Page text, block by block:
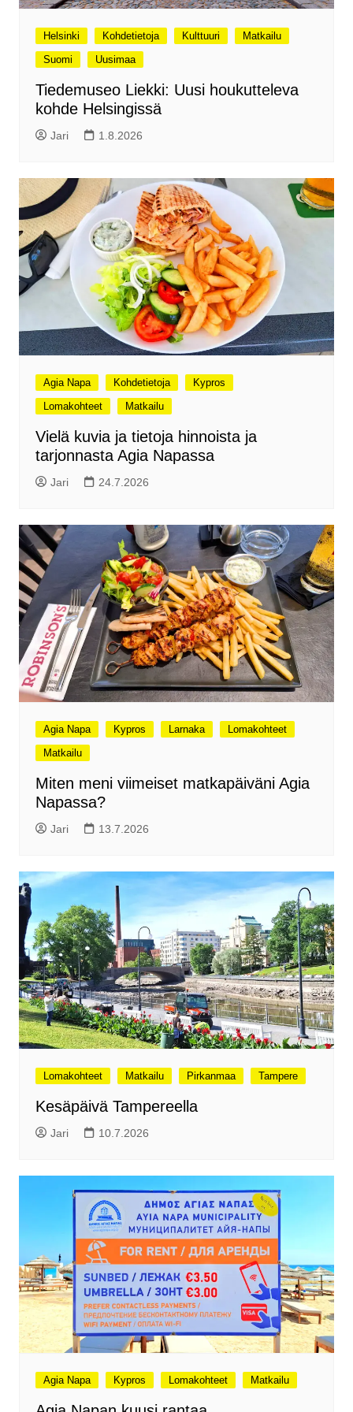
Helsinki Kohdetietoja Kulttuuri
Matkailu
Suomi
Uusimaa
Tiedemuseo Liekki: Uusi houkutteleva
kohde Helsingissä
Jari 1.8.2026
Agia Napa Kohdetietoja
Kypros
Lomakohteet
Matkailu
Vielä kuvia ja tietoja hinnoista ja
tarjonnasta Agia Napassa
Jari 24.7.2026
Agia Napa Kypros Larnaka
Lomakohteet
Matkailu
Miten meni viimeiset matkapäiväni Agia
Napassa?
Jari 13.7.2026
Lomakohteet Matkailu Pirkanmaa Tampere
Kesäpäivä Tampereella
Jari 10.7.2026
Agia Napa Kypros Lomakohteet Matkailu